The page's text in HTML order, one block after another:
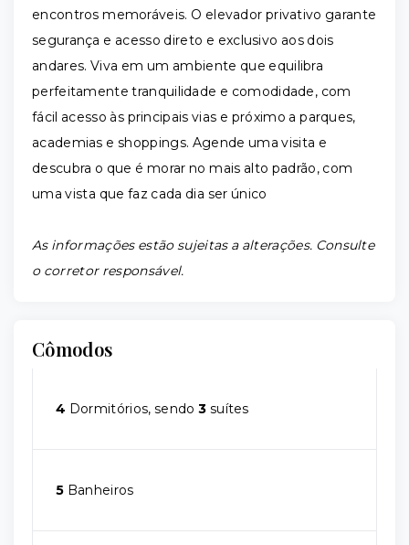
encontros memoráveis. O elevador privativo garante
segurança e acesso direto e exclusivo aos dois
andares. Viva em um ambiente que equilibra
perfeitamente tranquilidade e comodidade, com
fácil acesso às principais vias e próximo a parques,
academias e shoppings. Agende uma visita e
descubra o que é morar no mais alto padrão, com
uma vista que faz cada dia ser único
As informações estão sujeitas a alterações. Consulte
o corretor responsável.
Cômodos
4 Dormitórios, sendo3 suítes
5 Banheiros